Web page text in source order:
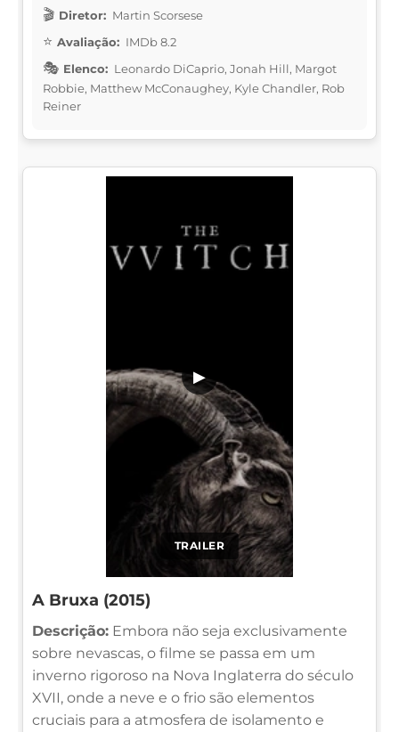
Diretor: Martin Scorsese
Avaliação: IMDb 8.2
Elenco: Leonardo DiCaprio, Jonah Hill, Margot
Robbie, Matthew McConaughey, Kyle Chandler, Rob
Reiner
TRAILER
▶
A Bruxa (2015)
Descrição: Embora não seja exclusivamente
sobre nevascas, o filme se passa em um
inverno rigoroso na Nova Inglaterra do século
XVII, onde a neve e o frio são elementos
cruciais para a atmosfera de isolamento e